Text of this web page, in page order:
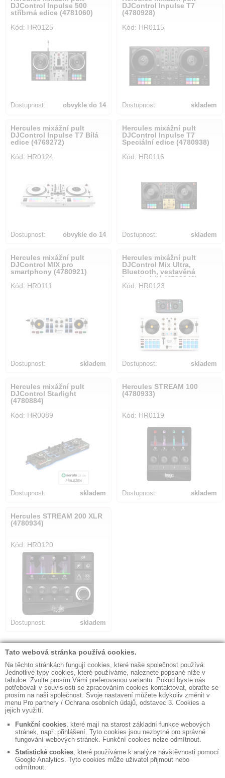
DJControl Inpulse 500
stříbrná edice (4781060)
Kód: HR0125
Dostupnost:
obvykle do 14
DJControl Inpulse T7
(4780928)
Kód: HR0115
Dostupnost: skladem
Hercules mixážní pult
DJControl Inpulse T7 Bílá
edice (4769272)
Kód: HR0124
Dostupnost:
obvykle do 14
Hercules mixážní pult
DJControl Inpulse T7
Speciální edice (4780938)
Kód: HR0116
Dostupnost: skladem
Hercules mixážní pult
DJControl MIX pro
smartphony (4780921)
Kód: HR0111
Dostupnost: skladem
Hercules mixážní pult
DJControl Mix Ultra,
Bluetooth, vestavěná
baterie, bílá (4780942)
Kód: HR0123
Dostupnost: skladem
Hercules mixážní pult
DJControl Starlight
(4780884)
Kód: HR0089
Dostupnost: skladem
Hercules STREAM 100
(4780933)
Kód: HR0119
Dostupnost: skladem
Hercules STREAM 200 XLR
(4780934)
Kód: HR0120
Dostupnost: skladem
Počet nalezených položek:13
◼ Kontakty
◼ Obchodní podmínky
◼ Fakturační údaje
◼ Bezpečná likvidace dat